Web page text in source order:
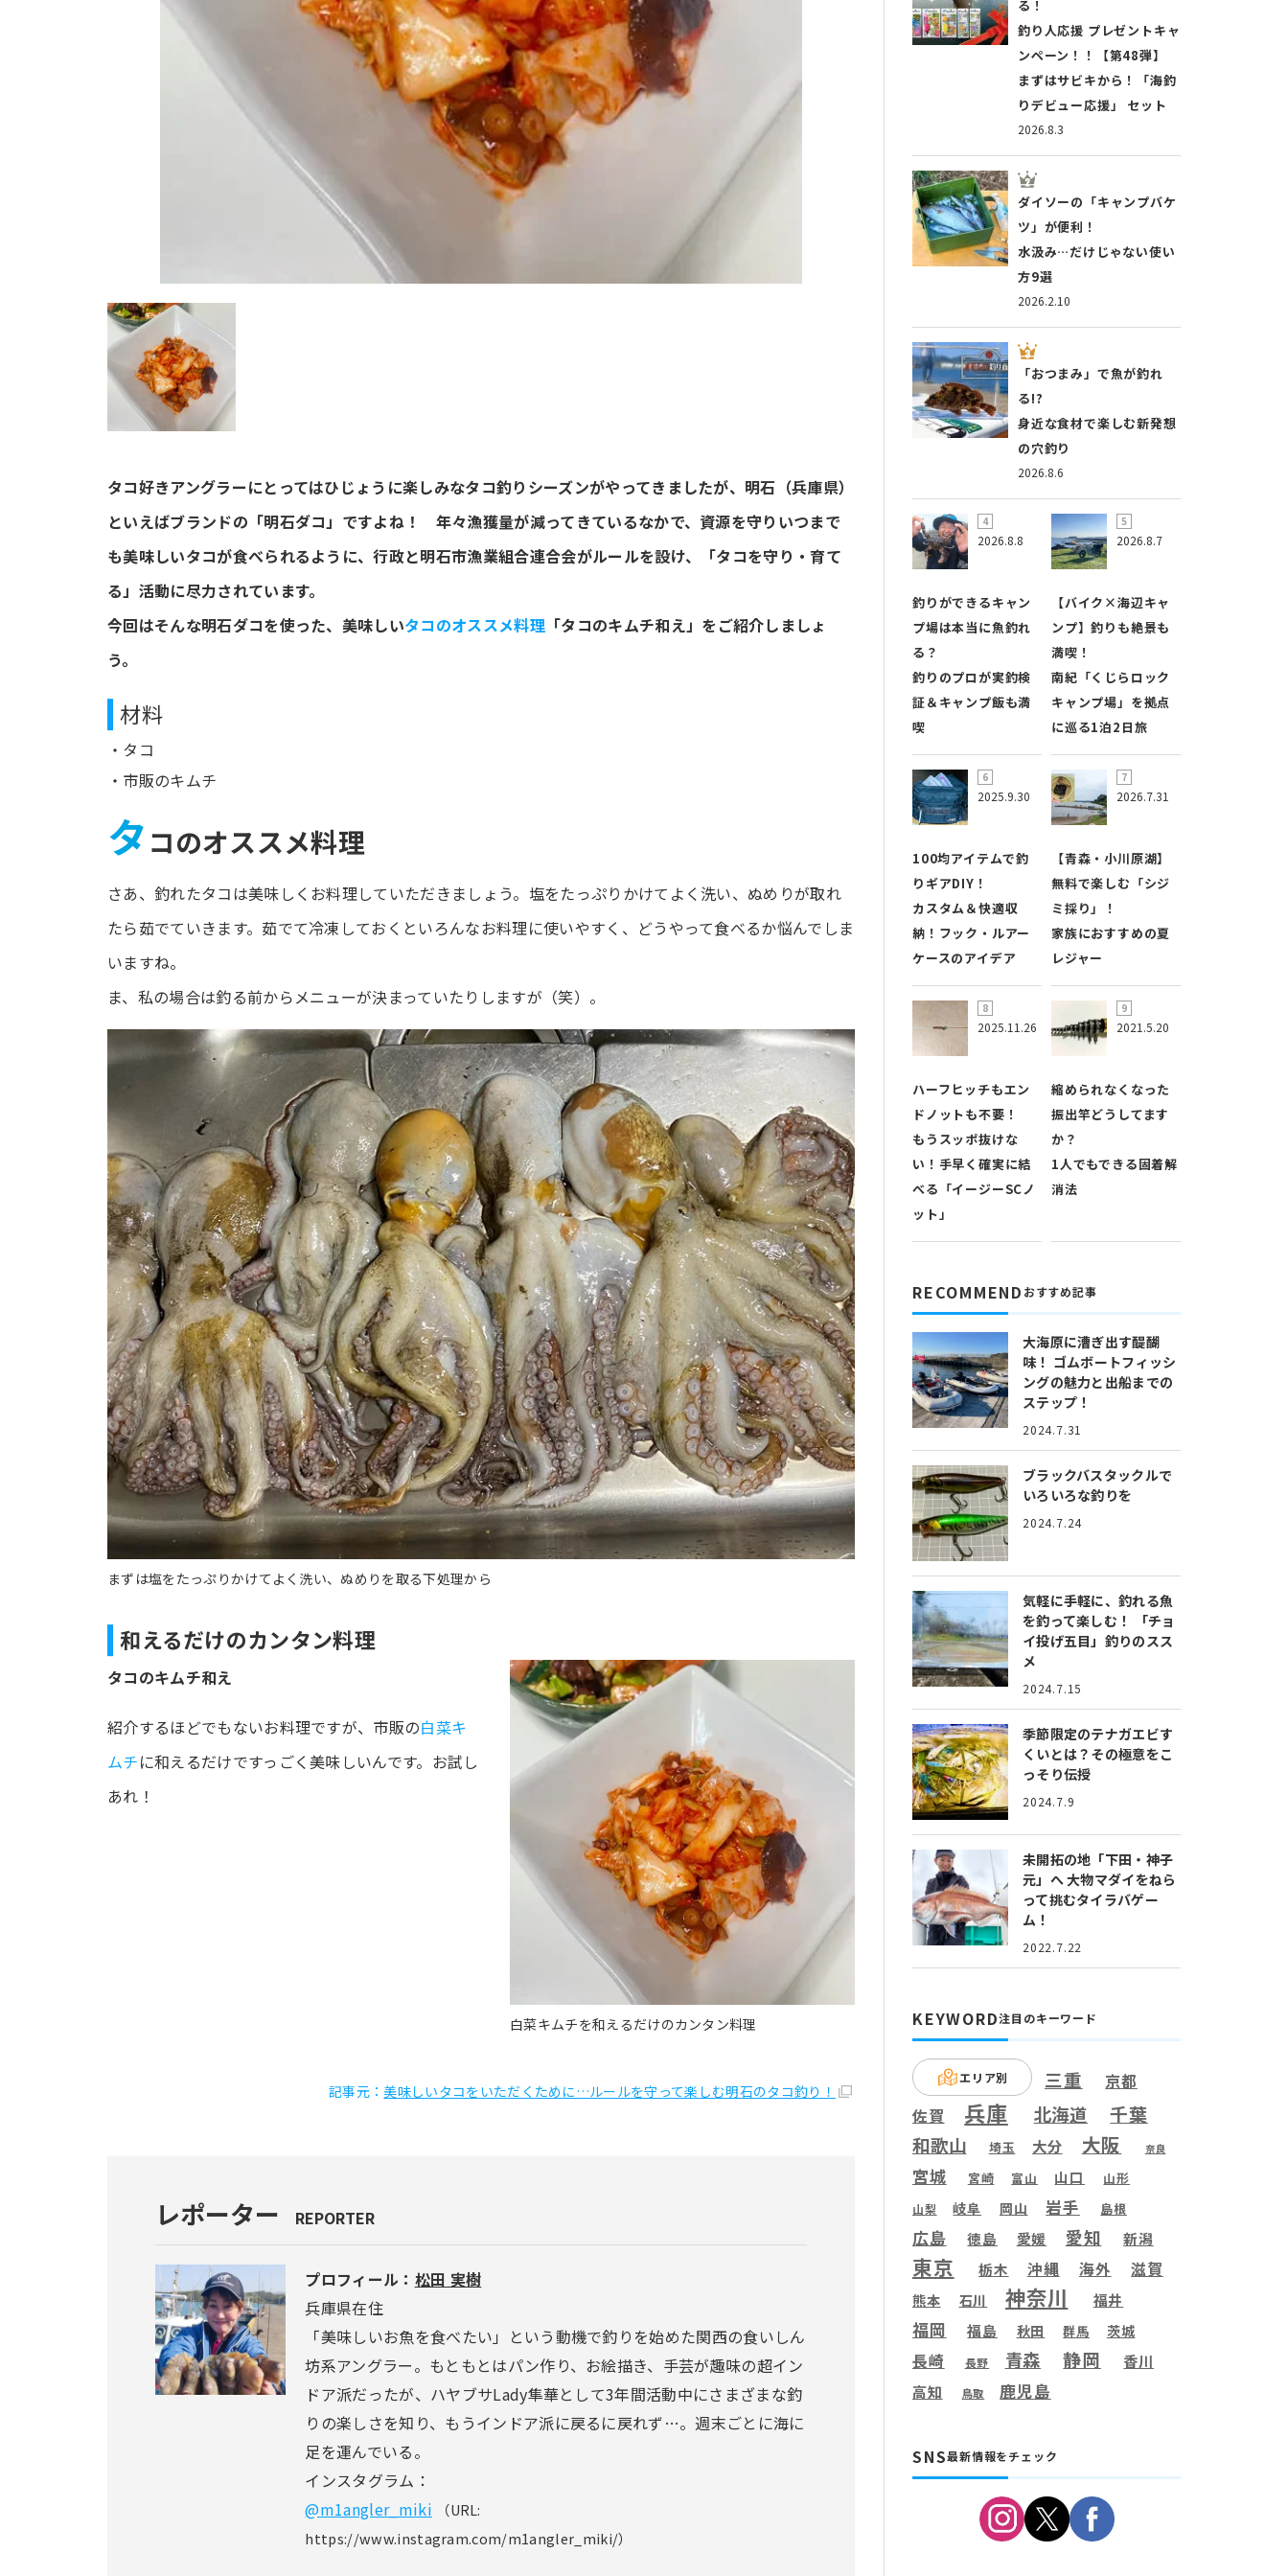
タコ好きアングラーにとってはひじょうに楽しみなタコ釣りシーズンがやってきましたが、明石（兵庫県）
といえばブランドの「明石ダコ」ですよね！ 年々漁獲量が減ってきているなかで、 資源を守りいつまで
も美味しいタコが食べられるように、行政と明石市漁業組合連合会がルールを設け、「タコを守り・育て
る」活動に尽力されています。
今回はそんな明石ダコを使った、美味しいタコのオススメ料理「タコのキムチ和え」をご紹介しましょ
う。
材料
・タコ
・市販のキムチ
タ コのオススメ料理
さあ、釣れたタコは美味しくお料理していただきましょう。塩をたっぷりかけてよく洗い、ぬめりが取れ
たら茹でていきます。茹でて冷凍しておくといろんなお料理に使いやすく、どうやって食べるか悩んでしま
いますね。
ま、私の場合は釣る前からメニューが決まっていたりしますが（笑）。
まずは塩をたっぷりかけてよく洗い、ぬめりを取る下処理から
和えるだけのカンタン料理
白菜キムチを和えるだけのカンタン料理
タコのキムチ和え
紹介するほどでもないお料理ですが、市販の白菜キ
ムチに和えるだけですっごく美味しいんです。お試し
あれ！
記事元：美味しいタコをいただくために…ルールを守って楽しむ明石のタコ釣り！
レポーター REPORTER
プロフィール： 松田 実樹
兵庫県在住
「美味しいお魚を食べたい」という動機で釣りを始めた関西の食いしん
坊系アングラー。もともとはパン作り、お絵描き、手芸が趣味の超イン
ドア派だったが、ハヤブサLady隼華として3年間活動中にさまざまな釣
りの楽しさを知り、もうインドア派に戻るに戻れず…。週末ごとに海に
足を運んでいる。
インスタグラム：
@m1angler_miki
（URL:
https://www.instagram.com/m1angler_miki/）
2026.8.3
る！
釣り人応援 プレゼントキャ
ンペーン！！【第48弾】
まずはサビキから！「海釣
りデビュー応援」 セット
2026.2.10
ダイソーの「キャンプバケ
ツ」が便利！
水汲み…だけじゃない使い
方9選
2026.8.6
「おつまみ」で魚が釣れ
る!?
身近な食材で楽しむ新発想
の穴釣り
2026.8.8
釣りができるキャン
プ場は本当に魚釣れ
る？
釣りのプロが実釣検
証＆キャンプ飯も満
喫
2026.8.7
【バイク×海辺キャ
ンプ】釣りも絶景も
満喫！
南紀「くじらロック
キャンプ場」を拠点
に巡る1泊2日旅
2025.9.30
100均アイテムで釣
りギアDIY！
カスタム＆快適収
納！フック・ルアー
ケースのアイデア
2026.7.31
【青森・小川原湖】
無料で楽しむ「シジ
ミ採り」！
家族におすすめの夏
レジャー
2025.11.26
ハーフヒッチもエン
ドノットも不要！
もうスッポ抜けな
い！手早く確実に結
べる「イージーSCノ
ット」
2021.5.20
縮められなくなった
振出竿どうしてます
か？
1人でもできる固着解
消法
RECOMMEND おすすめ記事
大海原に漕ぎ出す醍醐
味！ ゴムボートフィッシ
ングの魅力と出船までの
ステップ！
2024.7.31
ブラックバスタックルで
いろいろな釣りを
2024.7.24
気軽に手軽に、釣れる魚
を釣って楽しむ！
「チョ
イ投げ五目」釣りのスス
メ
2024.7.15
季節限定のテナガエビす
くいとは？ その極意をこ
っそり伝授
2024.7.9
未開拓の地「下田・神子
元」へ大物マダイをねら
って挑むタイラバゲー
ム！
2022.7.22
KEYWORD注目のキーワード
エリア別 三重 京都
佐賀 兵庫 北海道 千葉
和歌山 埼玉 大分 大阪 奈良
宮城 宮崎 富山 山口 山形
山梨 岐阜 岡山 岩手 島根
広島 徳島 愛媛 愛知 新潟
東京 栃木 沖縄 海外 滋賀
熊本 石川 神奈川 福井
福岡 福島 秋田 群馬 茨城
長崎 長野 青森 静岡 香川
高知 鳥取 鹿児島
SNS最新情報をチェック